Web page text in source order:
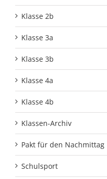
Klasse 2b
Klasse 3a
Klasse 3b
Klasse 4a
Klasse 4b
Klassen-Archiv
Pakt für den Nachmittag
Schulsport